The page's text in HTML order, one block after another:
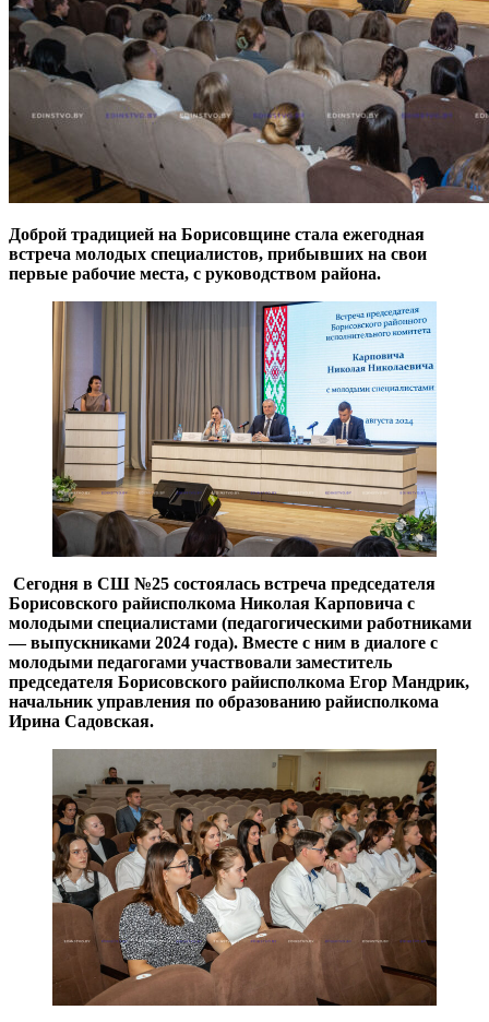
Доброй традицией на Борисовщине стала ежегодная
встреча молодых специалистов, прибывших на свои
первые рабочие места, с руководством района.
Сегодня в СШ №25 состоялась встреча председателя
Борисовского райисполкома Николая Карповича с
молодыми специалистами (педагогическими работниками
— выпускниками 2024 года). Вместе с ним в диалоге с
молодыми педагогами участвовали заместитель
председателя Борисовского райисполкома Егор Мандрик,
начальник управления по образованию райисполкома
Ирина Садовская.